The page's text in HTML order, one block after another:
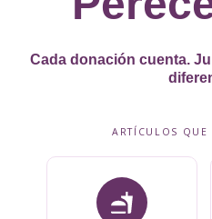
Cada donación cuenta.
ARTÍCULOS QUE